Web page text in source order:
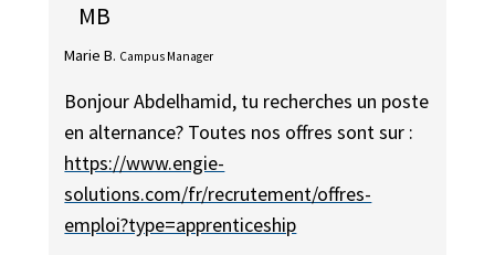
MB
Marie B. Campus Manager
Bonjour Abdelhamid, tu recherches un poste
en alternance? Toutes nos offres sont sur :
https://www.engie-
solutions.com/fr/recrutement/offres-
emploi?type=apprenticeship